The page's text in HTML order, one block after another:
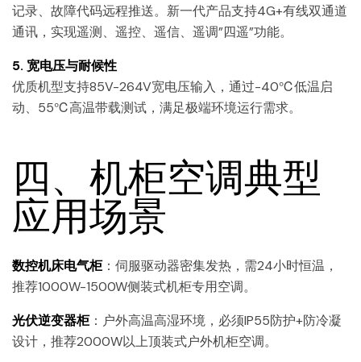
记录、故障代码远程推送。新一代产品支持4G+有线双通道
通讯，实现遥测、遥控、遥信、遥调”四遥”功能。
5. 宽电压与耐候性
优质机型支持85V-264V宽电压输入，通过-40℃低温启
动、55℃高温带载测试，满足极端环境运行需求。
四、机柜空调典型
应用场景
数控机床电气柜：伺服驱动器密集发热，需24小时恒温，
推荐1000W-1500W侧装式机柜专用空调。
光伏逆变器柜：户外高温高湿环境，必须IP55防护+防冷凝
设计，推荐2000W以上顶装式户外机柜空调。